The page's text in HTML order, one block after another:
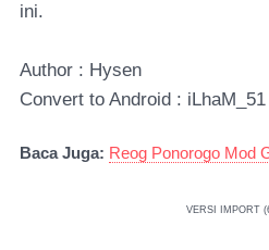
ini.
Author : Hysen
Convert to Android : iLhaM_51
Baca Juga: Reog Ponorogo Mod
VERSI IMPORT